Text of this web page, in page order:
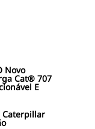
Novo
Cat® 707
E
Caterpillar